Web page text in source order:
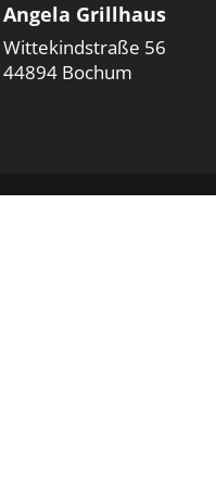
Angela Grillhaus
Wittekindstraße 56
44894 Bochum